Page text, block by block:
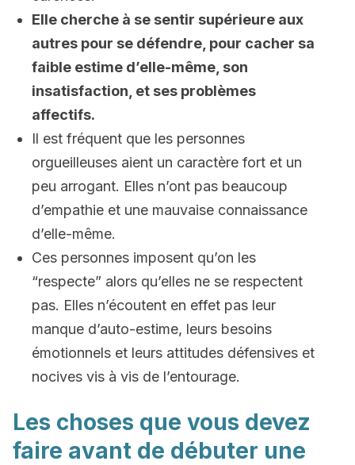
Elle cherche à se sentir supérieure aux
autres pour se défendre, pour cacher sa
faible estime d’elle-même, son
insatisfaction, et ses problèmes
affectifs.
Il est fréquent que les personnes
orgueilleuses aient un caractère fort et un
peu arrogant. Elles n’ont pas beaucoup
d’empathie et une mauvaise connaissance
d’elle-même.
Ces personnes imposent qu’on les
“respecte” alors qu’elles ne se respectent
pas. Elles n’écoutent en effet pas leur
manque d’auto-estime, leurs besoins
émotionnels et leurs attitudes défensives et
nocives vis à vis de l’entourage.
Les choses que vous devez
faire avant de débuter une